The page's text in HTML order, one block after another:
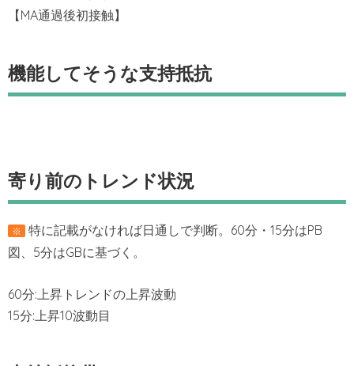
【MA通過後初接触】
機能してそうな支持抵抗
寄り前のトレンド状況
※
特に記載がなければ日通しで判断。60分・15分はPB
図、5分はGBに基づく。
60分:上昇トレンドの上昇波動
15分:上昇10波動目